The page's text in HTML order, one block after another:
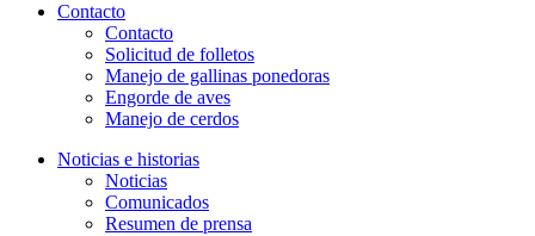
Contacto
Contacto
Solicitud de folletos
Manejo de gallinas ponedoras
Engorde de aves
Manejo de cerdos
Noticias e historias
Noticias
Comunicados
Resumen de prensa